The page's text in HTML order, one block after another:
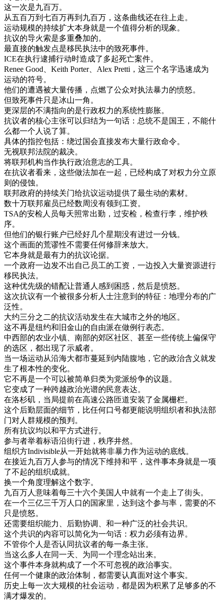
这一次是九百万。
从五百万到 七百万再到 九百万 ， 这条曲线还在往上走。
运动规模的持续扩大本身就是一个值得分析的现象。
抗议的导火索是多重叠加的。
最直接的触发点是移民执法中的致死事件。
ICE在执行逮捕行动时造成了多起死亡案件。
Renee Good、 Keith Porter、 Alex Pretti ， 这三个名字迅速成为
运动的符号。
他们的遭遇被大量传播 ， 点燃了公众对执法暴力的愤怒。
但致死事件只是冰山一角。
更深层的不满指向的是行政权力的系统性膨胀。
抗议者的核心主张可以归结为一句话 ： 总统不是国王 ， 不能什
么都一个人说了算。
具体的指控包括 ： 绕过国会直接发布大量行政命令。
无视联邦法院的裁决。
将联邦机构当作执行政治意志的工具。
在抗议者看来 ， 这些做法加在一起 ， 已经构成了对权力分立原
则 的侵蚀。
联邦政府的持续关门给抗议运动提供了最生动的素材。
数十万联邦雇员已经数周没有领到 工资。
TSA的安检人员每天照常出勤 ， 过安检 ， 检查行李 ， 维护秩
序。
但他们的银行账户已经好几个星期没有进过一分钱。
这个画面的荒谬性不需要任何修辞来放大。
它本身就是最有力的抗议论据。
一个政府一边发不出 自己 员工的工资 ， 一边投入大量资源进行
移民执法。
这种优先级的错配让普通 人感到 困惑 ， 然后是愤怒。
这次抗议有一个被很多分析人士注意到 的特征 ： 地理分布的广
泛性。
大约三分之二的抗议活动发生在大城市之外的地区。
这不再是纽约和 旧金山的自由派在做例行表态。
中西部的农业小镇、 南部的郊区社区、 甚至一些传统上偏保守
的选区 ， 都出现了示威者。
当一场运动从沿海大都市蔓延到 内陆腹地 ， 它的政治含义就发
生了根本性的变化。
它不再是一个可以被简单归类为党派纷争的议题。
它变成了一种跨越政治光谱的民意表达。
在洛杉矶 ， 当局提前在高速公路匝道安装了金属栅栏。
这个后勤层面的细节 ， 比任何口号都更能说明组织者和执法部
门对人群规模的预判 。
所有抗议均以和平方式进行。
参与者举着标语沿街行进 ， 秩序井然。
组织方Indivisible从一开始就将非暴力作为运动的底线。
在接近九百万人参与的情况下维持和平 ， 这件事本身就是一项
了不起的组织成就。
换一个角度理解这个数字。
九百万人意味着每三十六个美国 人中就有一个走上了街头。
在一个三亿三千万人口的国家里 ， 达到 这个参与率 ， 需要的不
只是愤怒。
还需要组织能力 、 后勤协调 、 和一种广泛的社会共识。
这个共识的内容可以简化为一句话 ： 权力必须有边界。
不管你个人是否认同抗议者的每一条主张。
当这么多人在同一天、 为同一个理念站出来。
这个事件本身就构成了一个不可忽视的政治事实。
任何一个健康的政治体制 ， 都需要认真面对这个事实。
历史上每一次大规模的社会运动 ， 都是因为积累了足够多的不
满才爆发的。